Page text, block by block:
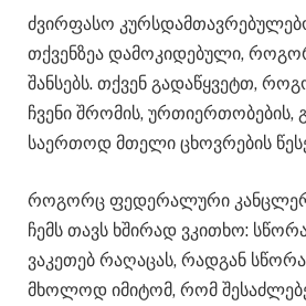
ძვირფასო
თქვენზეა დამოკიდებული,
შანსებს. თქვენ გადაწყვეტთ,
ჩვენი შრომის, ურთიერთობების,
საერთოდ მთელი ცხოვრების
როგორც ფედერალური
ჩემს თავს ხშირად ვკითხო:
ვაკეთებ რაღაცას, რადგან
მხოლოდ იმიტომ, რომ